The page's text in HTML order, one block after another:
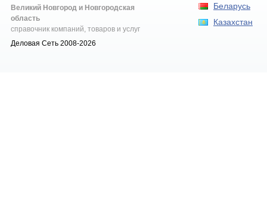
Беларусь
Казахстан
Великий Новгород и Новгородская
область
справочник компаний, товаров и услуг
Деловая Сеть 2008-2026